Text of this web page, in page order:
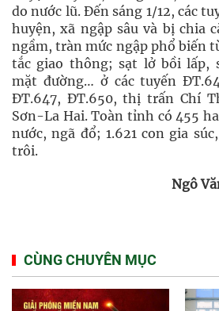
do nước lũ. Đến sáng 1/12, các
huyện, xã ngập sâu và bị chia
ngầm, tràn mức ngập phổ biến
tắc giao thông; sạt lở bồi lấp,
mặt đường… ở các tuyến
ĐT.647, ĐT.650, thị trấn Chí
Sơn-La Hai. Toàn tỉnh có 455
nước, ngã đổ; 1.621 con gia
trôi.
Ngô
CÙNG CHUYÊN MỤC